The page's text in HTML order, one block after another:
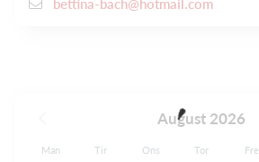
bettina-bach@hotmail.com
August 2026
Man Tir Ons Tor Fre